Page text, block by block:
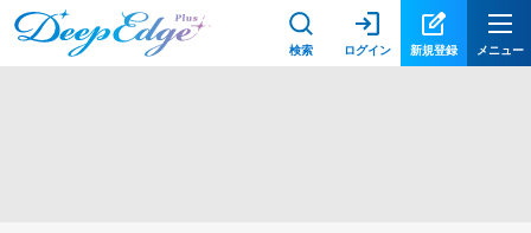
検索 ログイン 新規登録 メニュー